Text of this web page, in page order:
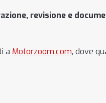
revisione e
a Motorzoom.com, dove